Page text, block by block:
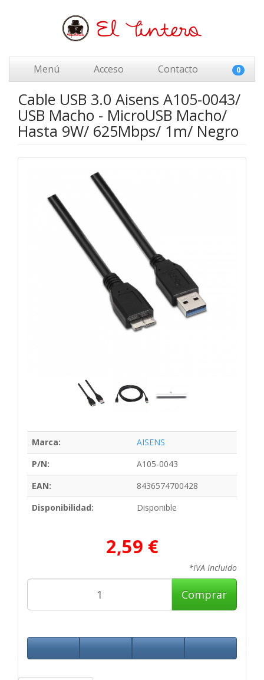
Menú Acceso Contacto 0
Cable USB 3.0 Aisens A105-0043/
USB Macho - MicroUSB Macho/
Hasta 9W/ 625Mbps/ 1m/ Negro
Marca:
AISENS
P/N:
A105-0043
EAN:
8436574700428
Disponibilidad:
Disponible
2,59 €
*IVA Incluido
Comprar